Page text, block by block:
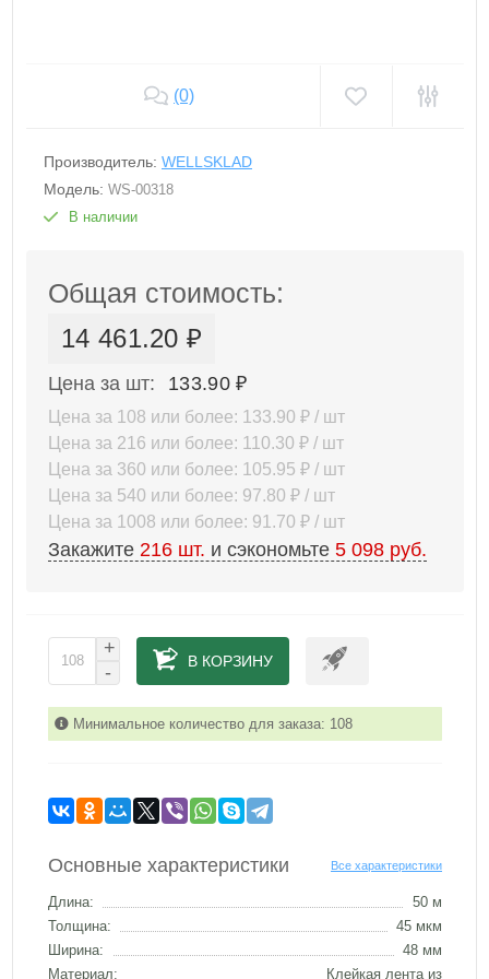
(0)
Производитель: WELLSKLAD
Модель: WS-00318
В наличии
Общая стоимость:
14 461.20 ₽
Цена за шт: 133.90 ₽
Цена за 108 или более: 133.90 ₽ / шт
Цена за 216 или более: 110.30 ₽ / шт
Цена за 360 или более: 105.95 ₽ / шт
Цена за 540 или более: 97.80 ₽ / шт
Цена за 1008 или более: 91.70 ₽ / шт
Закажите 216 шт. и сэкономьте 5 098 руб.
+
-
В КОРЗИНУ
Минимальное количество для заказа: 108
Основные характеристики Все характеристики
Длина:
50 м
Толщина:
45 мкм
Ширина:
48 мм
Материал:
Клейкая лента из